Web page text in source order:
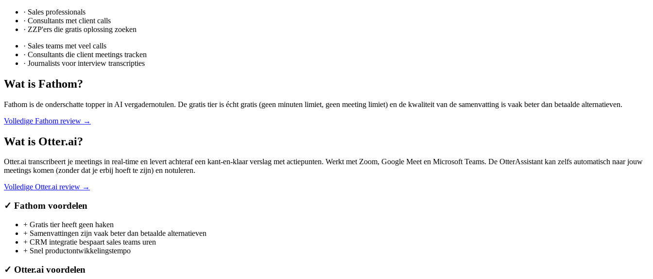
· Sales professionals
· Consultants met client calls
· ZZP'ers die gratis oplossing zoeken
· Sales teams met veel calls
· Consultants die client meetings tracken
· Journalists voor interview transcripties
Wat is Fathom?
Fathom is de onderschatte topper in AI vergadernotulen. De gratis tier is écht gratis (geen minuten limiet, geen meeting limiet) en de kwaliteit van de samenvatting is vaak beter dan betaalde alternatieven.
Volledige Fathom review →
Wat is Otter.ai?
Otter.ai transcribeert je meetings in real-time en levert achteraf een kant-en-klaar verslag met actiepunten. Werkt met Zoom, Google Meet en Microsoft Teams. De OtterAssistant kan zelfs automatisch naar jouw
meetings komen (zonder dat je erbij hoeft te zijn) en notuleren.
Volledige Otter.ai review →
✓ Fathom voordelen
+ Gratis tier heeft geen haken
+ Samenvattingen zijn vaak beter dan betaalde alternatieven
+ CRM integratie bespaart sales teams uren
+ Snel productontwikkelingstempo
✓ Otter.ai voordelen